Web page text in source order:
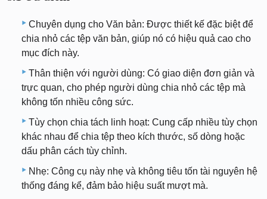
Chuyên dụng cho Văn bản: Được thiết kế đặc biệt để
chia nhỏ các tệp văn bản, giúp nó có hiệu quả cao cho
mục đích này.
Thân thiện với người dùng: Có giao diện đơn giản và
trực quan, cho phép người dùng chia nhỏ các tệp mà
không tốn nhiều công sức.
Tùy chọn chia tách linh hoạt: Cung cấp nhiều tùy chọn
khác nhau để chia tệp theo kích thước, số dòng hoặc
dấu phân cách tùy chỉnh.
Nhẹ: Công cụ này nhẹ và không tiêu tốn tài nguyên hệ
thống đáng kể, đảm bảo hiệu suất mượt mà.